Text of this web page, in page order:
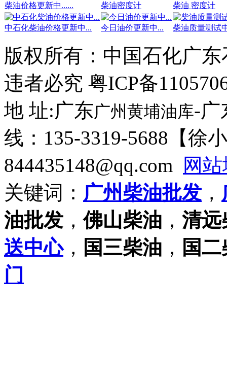
柴油价格更新中...... 柴油密度计 柴油 密度计
中石化柴油价格更新中... 今日油价更新中... 柴油质量测试
版权所有： 中国石化广
违者必究 粤ICP备
地 址:广东广州黄埔油库-广
线：135-3319-5688【徐
844435148@qq.com
网
关键词： 广州柴油批发 ，
油批发 ，佛山柴油 ， 清远
送中心， 国三柴油 ， 国
门